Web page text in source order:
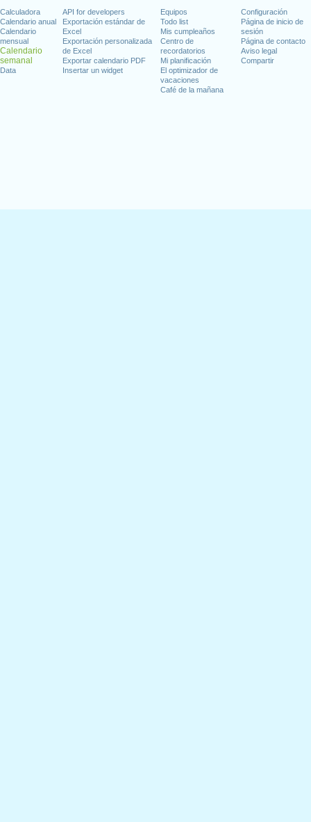
Calculadora
Calendario anual
Calendario
mensual
Calendario
semanal
Data
API for developers
Exportación estándar de
Excel
Exportación personalizada
de Excel
Exportar calendario PDF
Insertar un widget
Equipos
Todo list
Mis cumpleaños
Centro de
recordatorios
Mi planificación
El optimizador de
vacaciones
Café de la mañana
Configuración
Página de inicio de
sesión
Página de contacto
Aviso legal
Compartir